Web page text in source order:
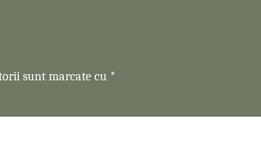
sunt marcate cu *